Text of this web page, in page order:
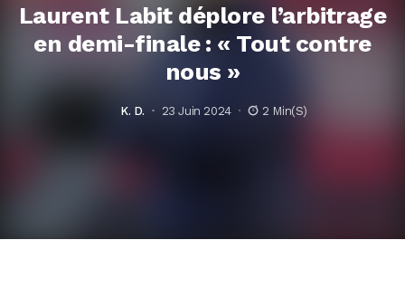
Laurent Labit déplore l’arbitrage
en demi-finale : « Tout contre
nous »
K. D. 23 Juin 2024 2 Min(s)